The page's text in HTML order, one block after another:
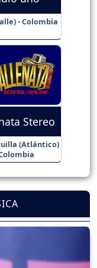
- Colombia
Stereo
(Atlántico)